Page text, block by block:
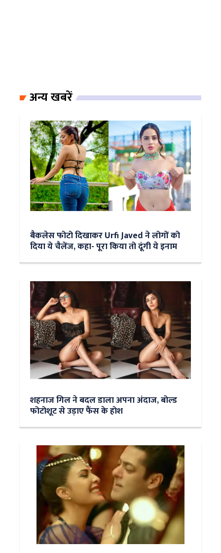
अन्य खबरें
बैकलेस फोटो दिखाकर Urfi Javed ने लोगों को
दिया ये चैलेंज, कहा- पूरा किया तो दूंगी ये इनाम
शहनाज गिल ने बदल डाला अपना अंदाज, बोल्ड
फोटोशूट से उड़ाए फैंस के होश